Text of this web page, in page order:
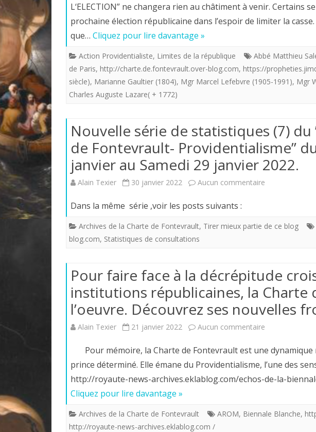
l’Action
du
président
de
ne
changera
rien
au
L‘ELECTION” ne changera rien au châtiment à venir. Certains
prochaine élection républicaine dans l’espoir de limiter la
que… Cliquez pour lire davantage »
Action Providentialiste, Limites de la république Abbé Matthieu
de Paris, http://charte.de.fontevrault.over-blog.com, https://
siècle), Marianne Gaultier (1804), Mgr Marcel Lefebvre (1905-1991), Mgr
Charles Auguste Lazare( + 1772)
Nouvelle série de statistiques (7) du
de Fontevrault- Providentialisme”
janvier au Samedi 29 janvier 2022.
Alain Texier 30 janvier 2022 Aucun commentaire
(7)
du
”
la
Charte
Fontevrault-
Dans la même série ,voir les posts
Archives de la Charte de Fontevrault, Tirer mieux partie de ce blog
blog.com, Statistiques de consultations
Pour faire face à la décrépitude
institutions républicaines, la Charte
l’oeuvre. Découvrez ses nouvelles
Alain Texier 21 janvier 2022 Aucun commentaire
faire
face
la
Pour mémoire, la Charte de Fontevrault est une dynamique
prince déterminé. Elle émane du Providentialisme, l’une des
http://royaute-news-archives.eklablog.com/echos-de-la-
Cliquez pour lire davantage »
Archives de la Charte de Fontevrault AROM, Biennale Blanche,
http://royaute-news-archives.eklablog.com /